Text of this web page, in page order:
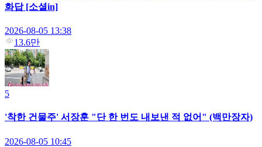
화답 [소셜in]
2026-08-05 13:38
13.6만
5
'착한 건물주' 서장훈 "단 한 번도 내보낸 적 없어" (백만장자)
2026-08-05 10:45